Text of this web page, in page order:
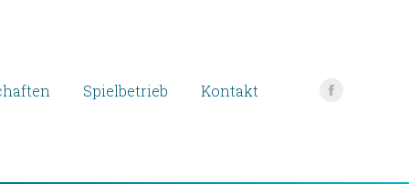
Spielbetrieb Kontakt
Facebook